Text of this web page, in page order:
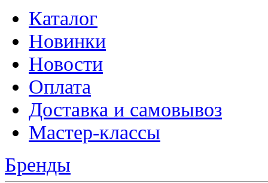
Каталог
Новинки
Новости
Оплата
Доставка и самовывоз
Мастер-классы
Бренды